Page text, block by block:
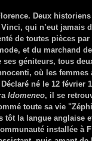
Deux his
qui n’eut jamais
de toutes pièces par
et du marchand
géniteurs, tous
où les
né le 12 février
Idomeneo, il se
toute sa vie
la langue anglaise
installée à